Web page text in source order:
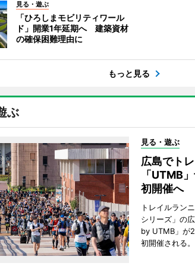
見る・遊ぶ
「ひろしまモビリティワール
ド」開業1年延期へ 建築資材
の確保困難理由に
もっと見る
ぶ
見る・遊ぶ
広島でト
「UTMB
初開催へ
トレイルラン
シリーズ」の
by UTMB」が
初開催される。